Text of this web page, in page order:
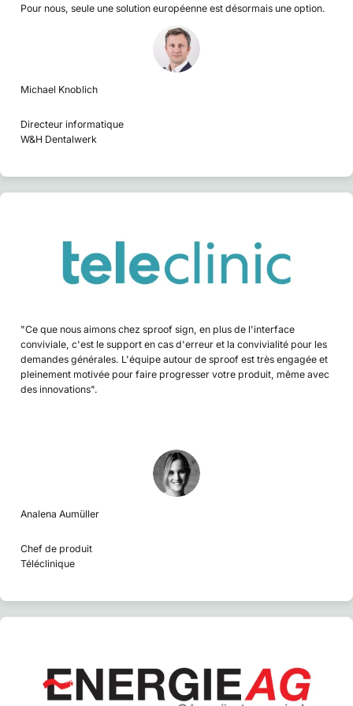
Pour nous, seule une solution européenne est désormais une option.
Michael Knoblich
Directeur informatique
W&H Dentalwerk
"Ce que nous aimons chez sproof sign, en plus de l'interface
conviviale, c'est le support en cas d'erreur et la convivialité pour les
demandes générales. L'équipe autour de sproof est très engagée et
pleinement motivée pour faire progresser votre produit, même avec
des innovations".
Analena Aumüller
Chef de produit
Téléclinique